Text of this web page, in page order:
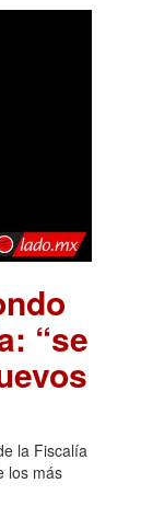
“se
la Fiscalía
los más